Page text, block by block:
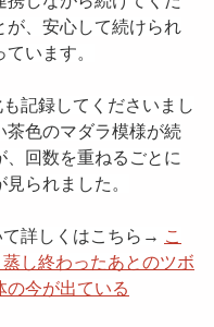
が、安心して続けられ
います。
記録してくださいまし
茶色のマダラ模様が続
、回数を重ねるごとに
られました。
詳しくはこちら→ こ
し終わったあとのツボ
の今が出ている